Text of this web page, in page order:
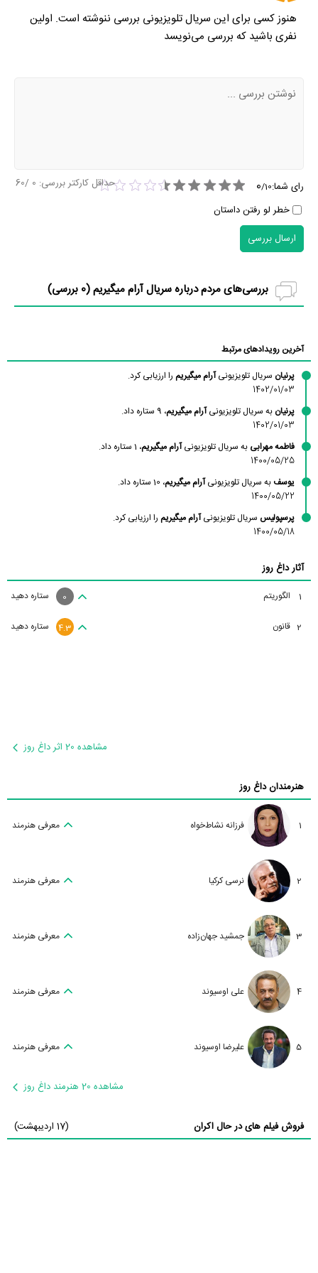
هنوز کسی برای این سریال تلویزیونی بررسی ننوشته است. اولین
نفری باشید که بررسی می‌نویسد
رای شما: 0/10
خطر لو رفتن داستان
حداقل کارکتر بررسی: 0
/60
ارسال بررسی
بررسی‌های مردم درباره سریال آرام میگیریم (0 بررسی)
آخرین رویدادهای مرتبط
پرنیان سریال تلویزیونیآرام میگیریم را ارزیابی کرد.
1402/01/03
پرنیان به سریال تلویزیونیآرام میگیریم، 9 ستاره داد.
1402/01/03
فاطمه مهرابی به سریال تلویزیونیآرام میگیریم، 1 ستاره داد.
1400/05/25
یوسف به سریال تلویزیونیآرام میگیریم، 10 ستاره داد.
1400/05/22
پرسپولیس سریال تلویزیونیآرام میگیریم را ارزیابی کرد.
1400/05/18
آثار داغ روز
1 الگوریتم ستاره دهید 0
2 قانون ستاره دهید 4.3
مشاهده 20 اثر داغ روز
هنرمندان داغ روز
1 فرزانه نشاط‌خواه معرفی هنرمند
2 نرسی کرکیا معرفی هنرمند
3 جمشید جهان‌زاده معرفی هنرمند
4 علی اوسیوند معرفی هنرمند
5 علیرضا اوسیوند معرفی هنرمند
مشاهده 20 هنرمند داغ روز
فروش فیلم های در حال اکران (17 اردیبهشت)